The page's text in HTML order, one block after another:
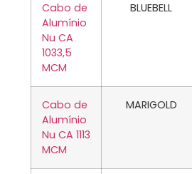
Cabo de
Alumínio
Nu CA
1033,5
MCM
BLUEBELL
Cabo de
Alumínio
Nu CA 1113
MCM
MARIGOLD